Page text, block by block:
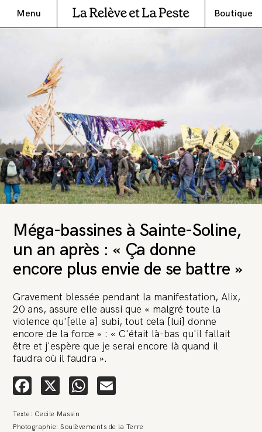
Menu Boutique
Méga-bassines à Sainte-Soline,
un an après : « Ça donne
encore plus envie de se battre »
Gravement blessée pendant la manifestation, Alix,
20 ans, assure elle aussi que « malgré toute la
violence qu'[elle a] subi, tout cela [lui] donne
encore de la force » : « C'était là-bas qu'il fallait
être et j'espère que je serai encore là quand il
faudra où il faudra ».
Facebook
X WhatsApp
Texte: Cecile Massin
Photographie: Soulèvements de la Terre
🚨 L’heure est grave. Une
multinationale tente d’anéantir La
Relève et La Peste 🤯
attaque en justice. Vous savez comment cela s’appelle ?
Une procédure bâillon. Notre tort ? Avoir voulu protéger